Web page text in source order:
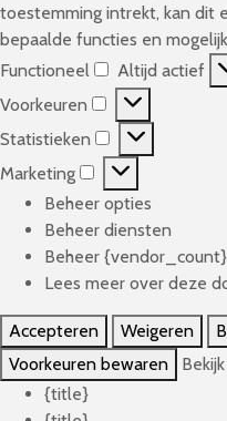
toestemming intrekt, kan dit
bepaalde functies en
Functioneel
F
c
t
i
o
n
e
e
l
Altijd actief
Voorkeuren
o
r
k
e
n
Statistieken
t
a
t
i
s
e
k
Marketing
a
r
k
e
t
i
n
Beheer opties
Beheer diensten
Beheer
Lees meer over deze
Accepteren Weigeren
Voorkeuren bewaren
{title}